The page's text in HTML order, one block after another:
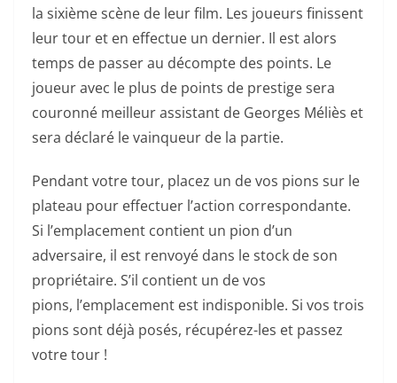
la sixième scène de leur film. Les joueurs finissent
leur tour et en effectue un dernier. Il est alors
temps de passer au décompte des points. Le
joueur avec le plus de points de prestige sera
couronné meilleur assistant de Georges Méliès et
sera déclaré le vainqueur de la partie.
Pendant votre tour, placez un de vos pions sur le
plateau pour effectuer l’action correspondante.
Si l’emplacement contient un pion d’un
adversaire, il est renvoyé dans le stock de son
propriétaire. S’il contient un de vos
pions, l’emplacement est indisponible. Si vos trois
pions sont déjà posés, récupérez-les et passez
votre tour !